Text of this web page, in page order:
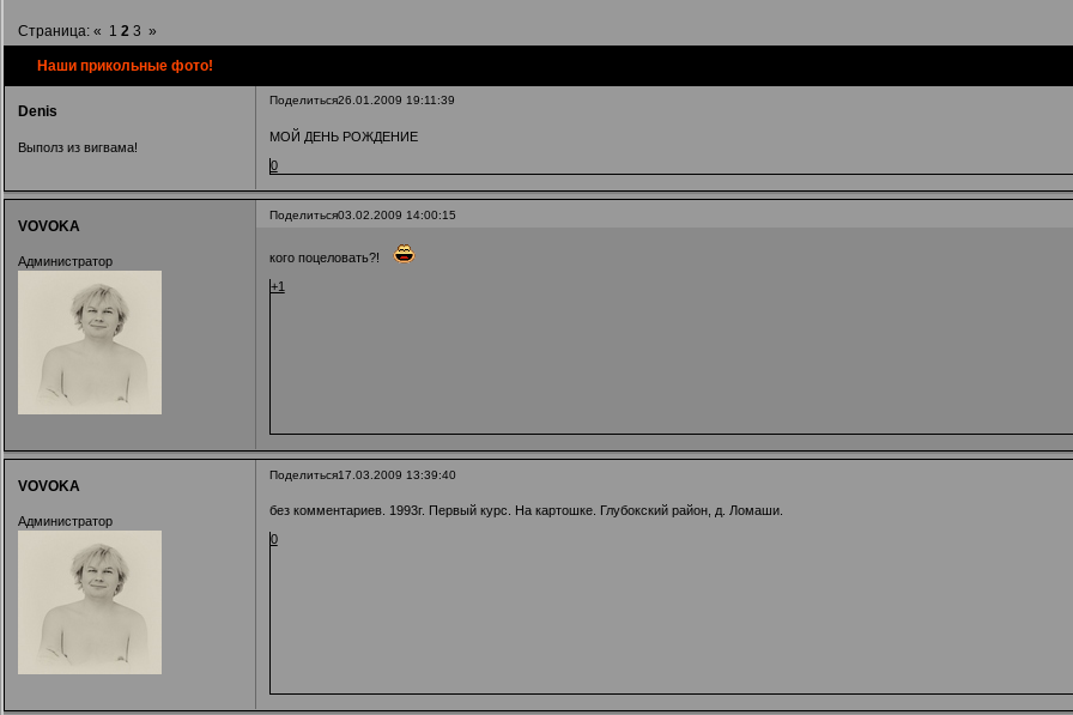
Наши прикольные фото!
Страница: « 1 2 3 »
Поделиться26.01.2009 19:11:39
Denis
Выполз из вигвама!
МОЙ ДЕНЬ РОЖДЕНИЕ
0
Поделиться03.02.2009 14:00:15
VOVOKA
Администратор
кого поцеловать?!
+1
Поделиться17.03.2009 13:39:40
VOVOKA
Администратор
без комментариев. 1993г. Первый курс. На картошке. Глубокский район, д. Ломаши.
0